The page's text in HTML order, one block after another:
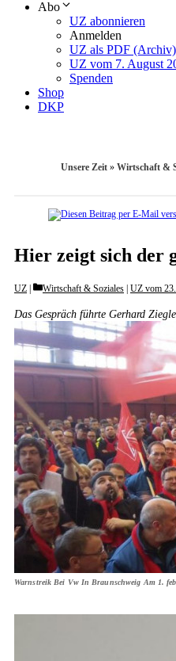
Abo
UZ abonnieren
Anmelden
UZ als PDF (Archiv)
UZ vom 7. August
Spenden
Shop
DKP
Unsere Zeit » Wirtschaft &
Hier zeigt sich der
UZ Categories
Wirtschaft & Soziales UZ vom
Das Gespräch führte Gerhard
Warnstreik Bei Vw In Braunschweig Am 1.